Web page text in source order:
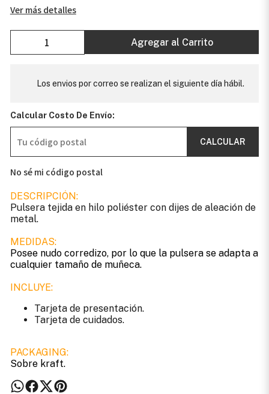
Ver más detalles
Agregar al Carrito
Los envios por correo se realizan el siguiente día hábil.
Calcular Costo De Envío:
CALCULAR
No sé mi código postal
DESCRIPCIÓN:
Pulsera tejida en hilo poliéster con dijes de aleación de
metal.
MEDIDAS:
Posee nudo corredizo, por lo que la pulsera se adapta a
cualquier tamaño de muñeca.
INCLUYE:
Tarjeta de presentación.
Tarjeta de cuidados.
PACKAGING:
Sobre kraft.